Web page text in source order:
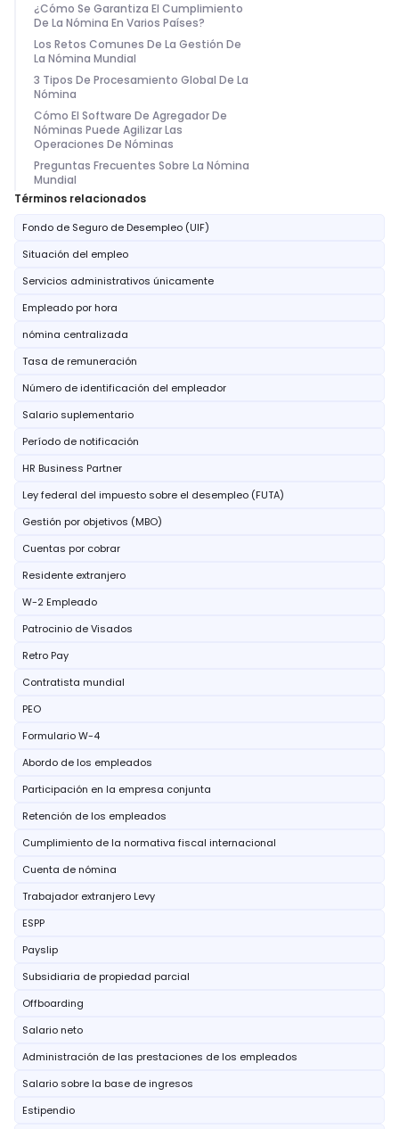
¿Cómo Se Garantiza El Cumplimiento
De La Nómina En Varios Países?
Los Retos Comunes De La Gestión De
La Nómina Mundial
3 Tipos De Procesamiento Global De La
Nómina
Cómo El Software De Agregador De
Nóminas Puede Agilizar Las
Operaciones De Nóminas
Preguntas Frecuentes Sobre La Nómina
Mundial
Términos relacionados
Fondo de Seguro de Desempleo (UIF)
Situación del empleo
Servicios administrativos únicamente
Empleado por hora
nómina centralizada
Tasa de remuneración
Número de identificación del empleador
Salario suplementario
Período de notificación
HR Business Partner
Ley federal del impuesto sobre el desempleo (FUTA)
Gestión por objetivos (MBO)
Cuentas por cobrar
Residente extranjero
W-2 Empleado
Patrocinio de Visados
Retro Pay
Contratista mundial
PEO
Formulario W-4
Abordo de los empleados
Participación en la empresa conjunta
Retención de los empleados
Cumplimiento de la normativa fiscal internacional
Cuenta de nómina
Trabajador extranjero Levy
ESPP
Payslip
Subsidiaria de propiedad parcial
Offboarding
Salario neto
Administración de las prestaciones de los empleados
Salario sobre la base de ingresos
Estipendio